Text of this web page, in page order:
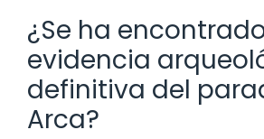
¿Se ha
evidencia
definitiva del
Arca?